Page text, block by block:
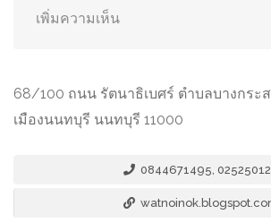
เพิ่มความเห็น
68/100 ถนน รัตนาธิเบศร์ ตำบลบางกระ
เมืองนนทบุรี นนทบุรี 11000
0844671495,